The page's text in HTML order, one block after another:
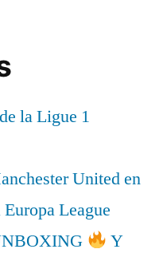
la Ligue 1
United en
League
Y